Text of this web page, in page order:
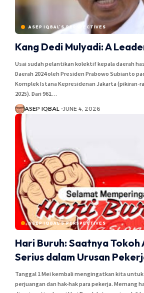
ASEP IQBAL’S PERSPECTIVES
Kang Dedi Mulyadi: A
Usai sudah pelantikan kolektif kepala daerah
Daerah 2024 oleh Presiden Prabowo Subianto
Komplek Istana Kepresidenan Jakarta (pikiran-
2025). Dari 961…
ASEP IQBAL JUNE 4, 2026
ASEP IQBAL’S PERSPECTIVES
Hari Buruh: Saatnya Tokoh
Serius dalam Urusan
Tanggal 1 Mei kembali mengingatkan kita
perjuangan dan hak-hak para pekerja. Memang